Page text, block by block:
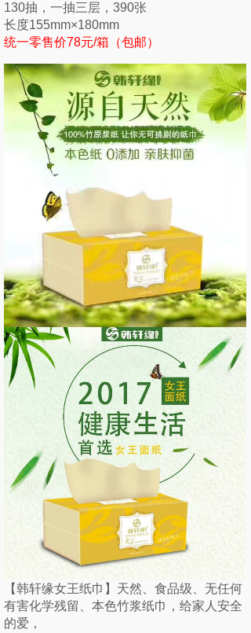
130抽，一抽三层，390张
长度155mm×180mm
统一零售价78元/箱（包邮）
【韩轩缘女王纸巾】天然、食品级、无任何
有害化学残留、本色竹浆纸巾，给家人安全
的爱，